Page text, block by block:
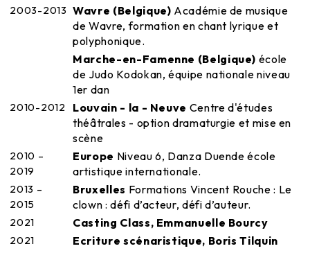
2003-2013 Wavre (Belgique) Académie de musique
de Wavre, formation en chant lyrique et
polyphonique.
Marche-en-Famenne (Belgique) école
de Judo Kodokan, équipe nationale niveau
1er dan
2010-2012 Louvain - la - Neuve Centre d'études
théâtrales - option dramaturgie et mise en
scène
2010 –
2019
Europe Niveau 6, Danza Duende école
artistique internationale.
2013 –
2015
Bruxelles Formations Vincent Rouche : Le
clown : défi d’acteur, défi d’auteur.
2021 Casting Class, Emmanuelle Bourcy
2021 Ecriture scénaristique, Boris Tilquin